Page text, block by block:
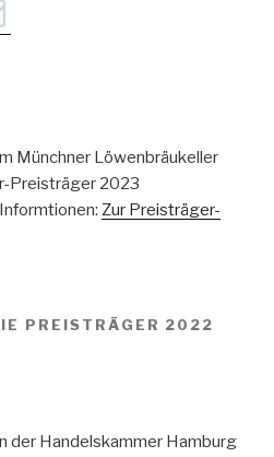
Münchner Löwenbräukeller
Preisträger 2023
Zur Preisträger-
PREISTRÄGER 2022
der Handelskammer Hamburg